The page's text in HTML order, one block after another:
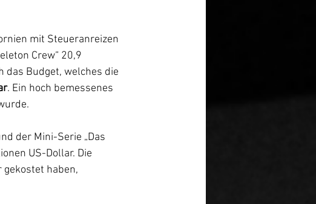
mit Steueranreizen
Crew“ 20,9
das Budget, welches die
. Ein hoch bemessenes
der Mini-Serie „Das
US-Dollar. Die
gekostet haben,